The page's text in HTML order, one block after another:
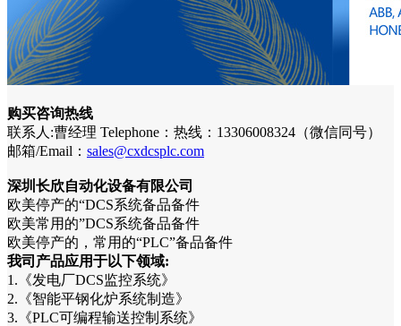
购买咨询热线
联系人:曹经理 Telephone：热线：13306008324（微信同号）
邮箱/Email： sales@cxdcsplc.com
深圳长欣自动化设备有限公司
欧美停产的“DCS系统备品备件
欧美常用的”DCS系统备品备件
欧美停产的，常用的“PLC”备品备件
我司产品应用于以下领域:
1.《发电厂DCS监控系统》
2.《智能平钢化炉系统制造》
3.《PLC可编程输送控制系统》